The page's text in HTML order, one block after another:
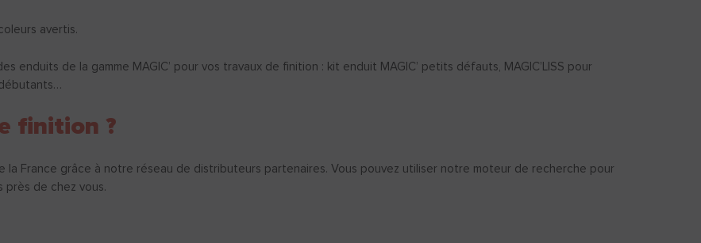
avertis.
enduits de la gamme MAGIC’ pour vos travaux de finition : kit enduit MAGIC’ petits défauts, MAGIC’LISS pour
finition ?
la France grâce à notre réseau de distributeurs partenaires. Vous pouvez utiliser notre moteur de recherche pour
de chez vous.